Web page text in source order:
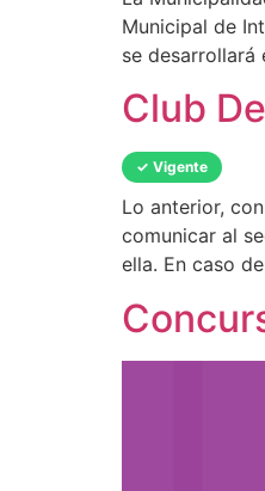
Municipal de
se
Club
✓ Vigente
Lo anterior,
comunicar al
ella. En caso